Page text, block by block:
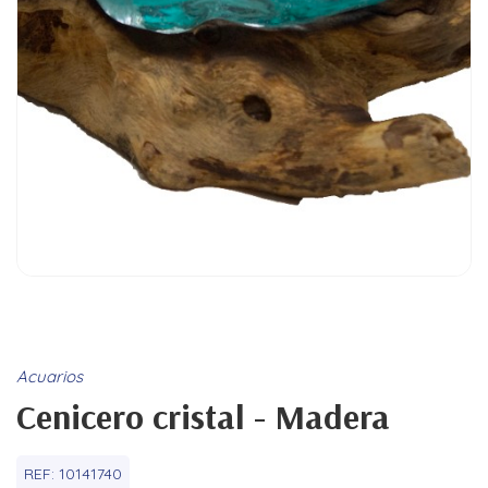
Acuarios
Cenicero cristal - Madera
REF: 10141740